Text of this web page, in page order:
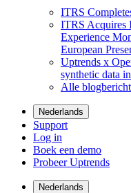
ITRS
ITRS Acquires
Experience
European
Uptrends x
synthetic data
Alle
Nederlands
Support
Log in
Boek een demo
Probeer Uptrends
Nederlands